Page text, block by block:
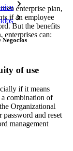
Negocios
enterprise plan,
if an employee
But the benefits
enterprises can:
of use
if it means
combination of
Organizational
password and reset
management